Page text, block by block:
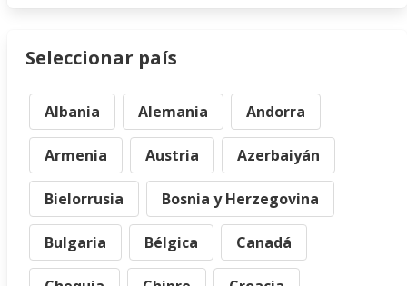
Seleccionar país
Albania Alemania Andorra
Armenia Austria Azerbaiyán
Bielorrusia Bosnia y Herzegovina
Bulgaria Bélgica Canadá